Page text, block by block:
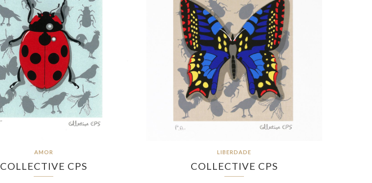
AMOR
COLLECTIVE CPS
LIBERDADE
COLLECTIVE CPS